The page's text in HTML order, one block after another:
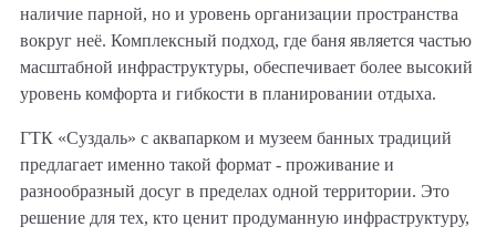
наличие парной, но и уровень организации пространства
вокруг неё. Комплексный подход, где баня является частью
масштабной инфраструктуры, обеспечивает более высокий
уровень комфорта и гибкости в планировании отдыха.
ГТК «Суздаль» с аквапарком и музеем банных традиций
предлагает именно такой формат - проживание и
разнообразный досуг в пределах одной территории. Это
решение для тех, кто ценит продуманную инфраструктуру,